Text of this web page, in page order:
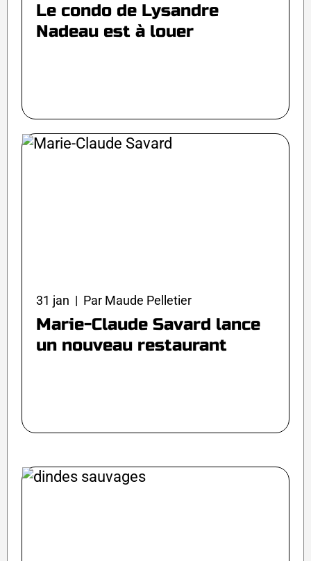
Le condo de Lysandre
Nadeau est à louer
31 jan | Par Maude Pelletier
Marie-Claude Savard lance
un nouveau restaurant